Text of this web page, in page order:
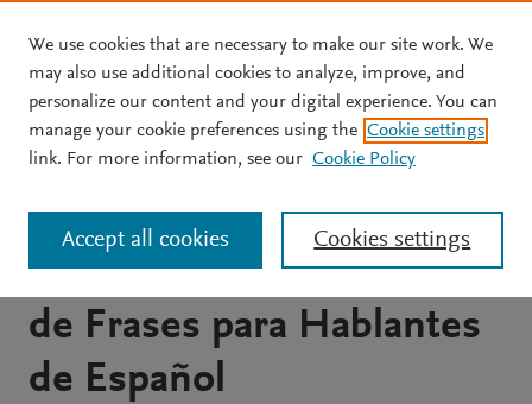
Skip to main content
CONFERENCE PROCEEDINGS
Determinación del Umbral
de Recepción Verbal en
ruido. El Test de la Matriz
de Frases para Hablantes
de Español
We use cookies that are necessary to make our site work. We
may also use additional cookies to analyze, improve, and
personalize our content and your digital experience. You can
manage your cookie preferences using the Cookie settings
link. For more information, see our Cookie Policy
Cookies settings
Accept all cookies